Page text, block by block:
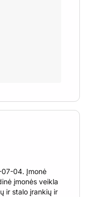
07-04. Įmonė
įmonės veikla
ir stalo įrankių ir